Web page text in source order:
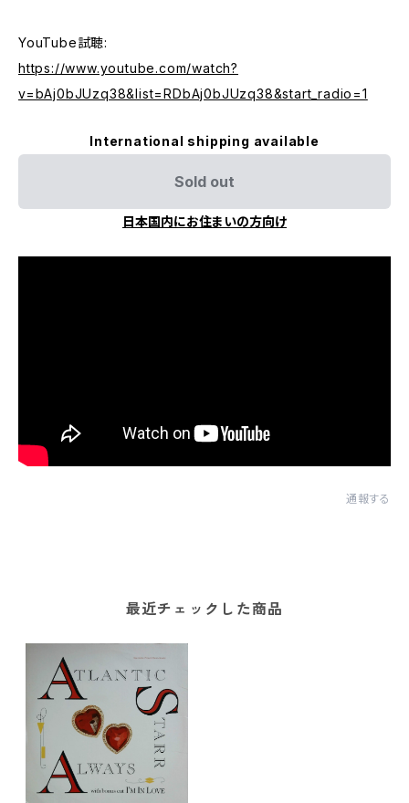
YouTube試聴:
https://www.youtube.com/watch?
v=bAj0bJUzq38&list=RDbAj0bJUzq38&start_radio=1
International shipping available
Sold out
日本国内にお住まいの方向け
通報する
最近チェックした商品